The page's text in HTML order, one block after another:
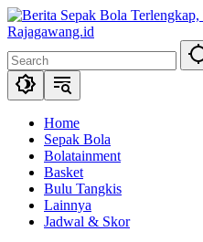
Skip
to
Home
Sepak Bola
Bolatainment
Basket
Bulu Tangkis
Lainnya
Jadwal & Skor